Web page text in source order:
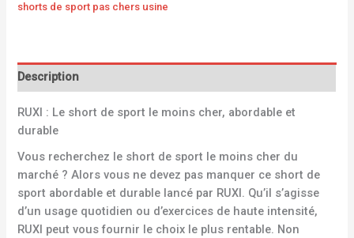
shorts de sport pas chers usine
Description
RUXI : Le short de sport le moins cher, abordable et
durable
Vous recherchez le short de sport le moins cher du
marché ? Alors vous ne devez pas manquer ce short de
sport abordable et durable lancé par RUXI. Qu’il s’agisse
d’un usage quotidien ou d’exercices de haute intensité,
RUXI peut vous fournir le choix le plus rentable. Non